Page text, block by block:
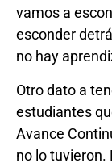
vamos a
esconder
no hay
Otro dato a
estudiantes
Avance
no lo tuvieron.